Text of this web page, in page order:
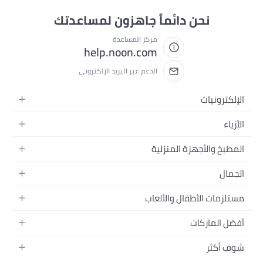
نحن دائماً جاهزون لمساعدتك
مركز المساعدة
help.noon.com
الدعم عبر البريد الإلكتروني
الإلكترونيات
الجوالات
اللابتوبات
الأجهزة المنزلية
التلفزيونات
السماعات
ألعاب القيمنق
الأزياء
أزياء نسائية
أزياء البنات
أزياء الأولاد
المجوهرات
حقائب نسائية
المطبخ والأجهزة المنزلية
الحمام
المطبخ والسفرة
أدوات وتحسين المنزل
الأثاث
الجمال
العطور
العناية بالشعر
العناية بالبشرة
مستلزمات الأطفال والألعاب
الحفاضات
الرضاعة والتغذية
أفضل الماركات
سامسونج
شوف أكثر